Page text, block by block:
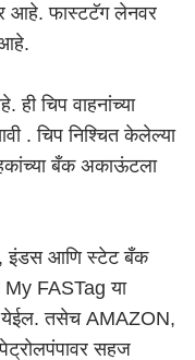
आहे. फास्टटॅग लेनवर
चिप वाहनांच्या
. चिप निश्चित केलेल्या
बँक अकाऊंटला
इंडस आणि स्टेट बँक
My FASTag या
येईल. तसेच AMAZON,
सहज